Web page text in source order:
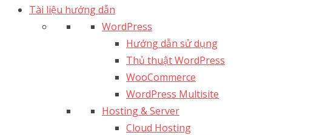
Tài liệu hướng dẫn
WordPress
Hướng dẫn sử dụng
Thủ thuật WordPress
WooCommerce
WordPress Multisite
Hosting & Server
Cloud Hosting